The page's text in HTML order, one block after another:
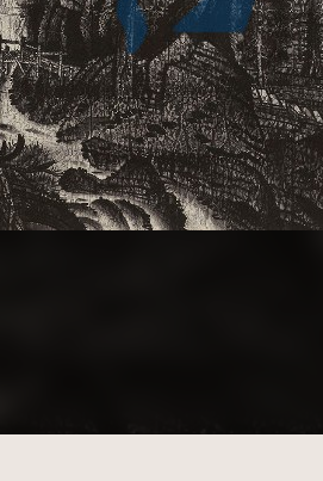
-僅限於本平台有限度公開瀏覽